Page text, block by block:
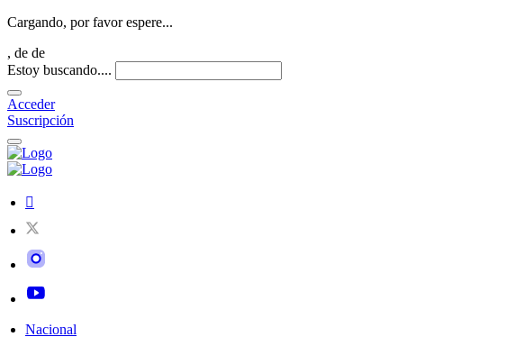
Cargando, por favor espere...
, de de
Estoy buscando....
Acceder
Suscripción
Nacional